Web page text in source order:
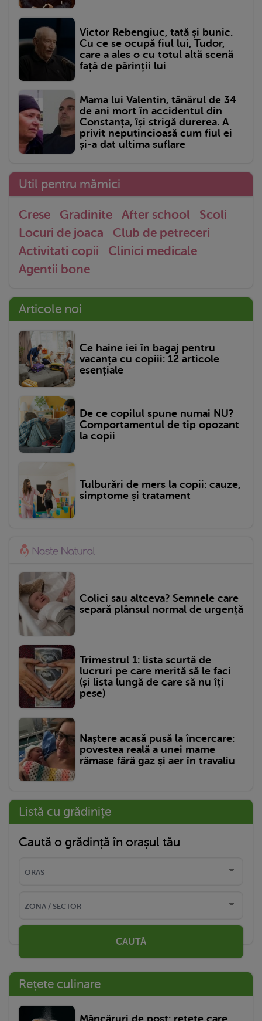
Victor Rebengiuc, tată și bunic.
Cu ce se ocupă fiul lui, Tudor,
care a ales o cu totul altă scenă
față de părinții lui
Mama lui Valentin, tânărul de 34
de ani mort în accidentul din
Constanța, își strigă durerea. A
privit neputincioasă cum fiul ei
și-a dat ultima suflare
Util pentru mămici
Crese Gradinite After school
Scoli
Locuri de joaca
Club de petreceri
Activitati copii
Clinici medicale
Agentii bone
Articole noi
Ce haine iei în bagaj pentru
vacanța cu copiii: 12 articole
esențiale
De ce copilul spune numai NU?
Comportamentul de tip opozant
la copii
Tulburări de mers la copii: cauze,
simptome și tratament
Colici sau altceva? Semnele care
separă plânsul normal de urgență
Trimestrul 1: lista scurtă de
lucruri pe care merită să le faci
(și lista lungă de care să nu îți
pese)
Naștere acasă pusă la încercare:
povestea reală a unei mame
rămase fără gaz și aer în travaliu
Listă cu grădinițe
Caută o grădință în orașul tău
CAUTĂ
Rețete culinare